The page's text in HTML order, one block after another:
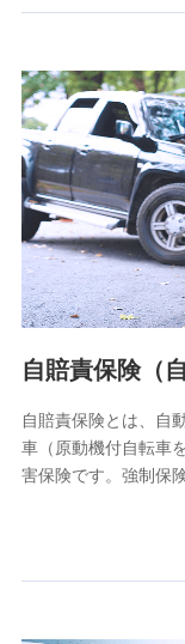
をお送りするため
分析するため
当社の対応品質向
個人情報保護
株式会社ドコモ・
〒103-0013 東京
ネット日本橋ビル
株式会社ドコモ・
個人情報の第
除き、第三者に提
業務の委託
当社は利用目的の
自賠責保険（
自賠責保険とは、自
車（原動機付自転車
害保険です。強制保